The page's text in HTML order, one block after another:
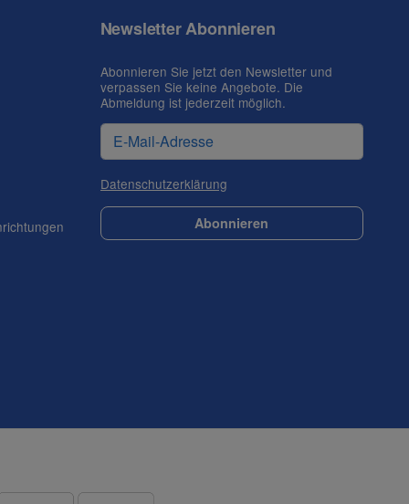
Newsletter Abonnieren
Abonnieren Sie jetzt den Newsletter und
verpassen Sie keine Angebote. Die
Abmeldung ist jederzeit möglich.
Datenschutzerklärung
Abonnieren